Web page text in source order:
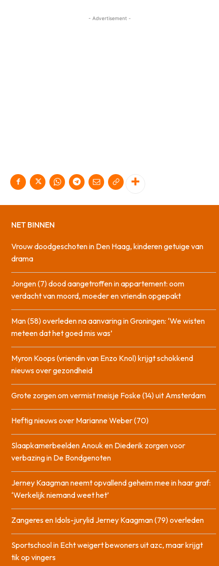
- Advertisement -
NET BINNEN
Vrouw doodgeschoten in Den Haag, kinderen getuige van
drama
Jongen (7) dood aangetroffen in appartement: oom
verdacht van moord, moeder en vriendin opgepakt
Man (58) overleden na aanvaring in Groningen: ‘We wisten
meteen dat het goed mis was’
Myron Koops (vriendin van Enzo Knol) krijgt schokkend
nieuws over gezondheid
Grote zorgen om vermist meisje Foske (14) uit Amsterdam
Heftig nieuws over Marianne Weber (70)
Slaapkamerbeelden Anouk en Diederik zorgen voor
verbazing in De Bondgenoten
Jerney Kaagman neemt opvallend geheim mee in haar graf:
‘Werkelijk niemand weet het’
Zangeres en Idols-jurylid Jerney Kaagman (79) overleden
Sportschool in Echt weigert bewoners uit azc, maar krijgt
tik op vingers